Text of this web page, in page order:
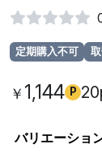
定期購入不可
￥ 1,144 P
バリエーショ